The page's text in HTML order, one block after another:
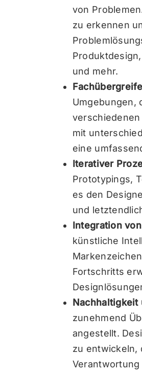
von
zu erkennen
und mehr.
Umgebungen,
mit
eine
Iterativer
Prototypings,
es den
und
Integration
künstliche
Fortschritts
Nachhaltigkeit
zunehmend
angestellt.
zu entwickeln,